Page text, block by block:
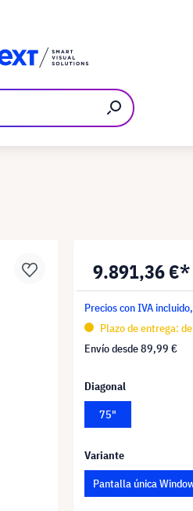
9.891,36 €*
Precios con IVA
Plazo de entrega:
Envío desde89,99 €
Diagonal
75"
Variante
Pantalla única